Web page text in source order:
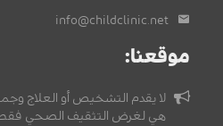
info@childclinic.net
موقعنا:
لا يقدم التشخيص أو العلاج
هي لغرض التثقيف الصحي فقط